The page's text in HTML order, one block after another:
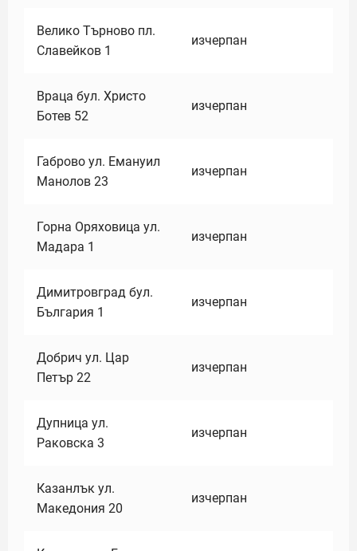
Велико Търново пл.
Славейков 1
изчерпан
Враца бул. Христо
Ботев 52
изчерпан
Габрово ул. Емануил
Манолов 23
изчерпан
Горна Оряховица ул.
Мадара 1
изчерпан
Димитровград бул.
България 1
изчерпан
Добрич ул. Цар
Петър 22
изчерпан
Дупница ул.
Раковска 3
изчерпан
Казанлък ул.
Македония 20
изчерпан